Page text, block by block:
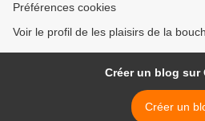
Préférences cookies
Voir le profil de les plaisirs de la
Créer un blog sur
Créer un